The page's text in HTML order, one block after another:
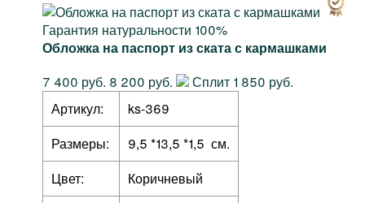
Гарантия натуральности 100%
Обложка на паспорт из ската с кармашками
7 400 руб. 8 200 руб.
Сплит 1 850 руб.
Артикул:
ks-369
Размеры:
9,5 *13,5 *1,5 см.
Цвет:
Коричневый